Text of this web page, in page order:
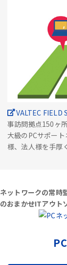
VALTEC FIELD
事訪問拠点150ヶ
大級のPCサポー
様、法人様を手厚
ネットワークの常時
のおまかせITアウト